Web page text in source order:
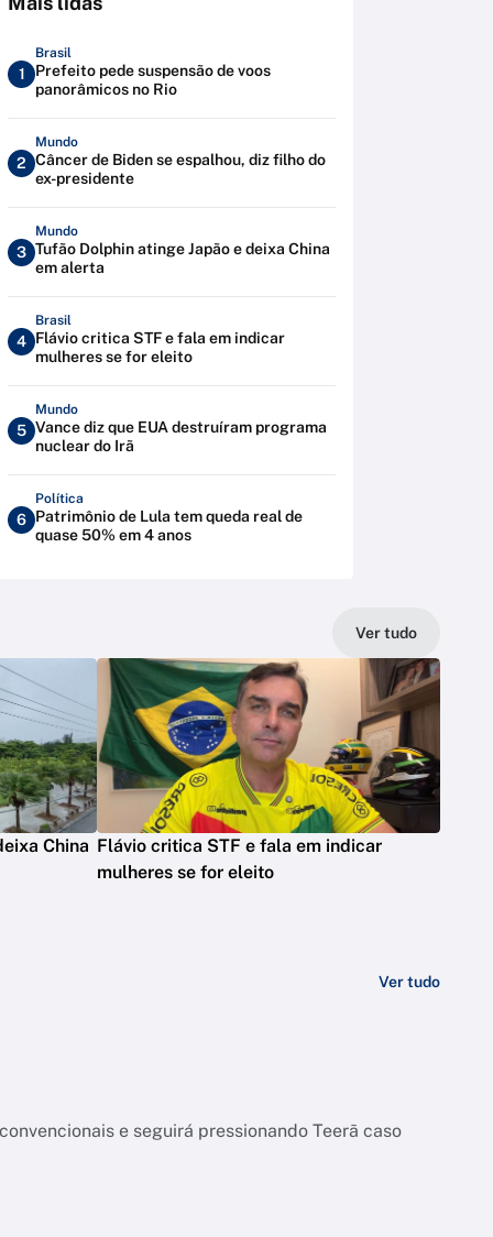
1
Brasil
Prefeito pede suspensão de voos
panorâmicos no Rio
2
Mundo
Câncer de Biden se espalhou, diz filho do
ex-presidente
3
Mundo
Tufão Dolphin atinge Japão e deixa China
em alerta
4
Brasil
Flávio critica STF e fala em indicar
mulheres se for eleito
5
Mundo
Vance diz que EUA destruíram programa
nuclear do Irã
6
Política
Patrimônio de Lula tem queda real de
quase 50% em 4 anos
Ver tudo
China Flávio critica STF e fala em indicar
mulheres se for eleito
Ver tudo
e seguirá pressionando Teerã caso